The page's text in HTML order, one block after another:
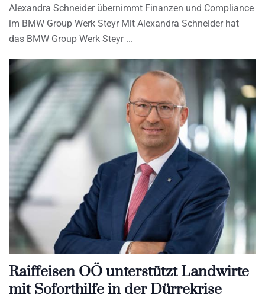
Alexandra Schneider übernimmt Finanzen und Compliance
im BMW Group Werk Steyr Mit Alexandra Schneider hat
das BMW Group Werk Steyr
Raiffeisen OÖ unterstützt Landwirte
mit Soforthilfe in der Dürrekrise